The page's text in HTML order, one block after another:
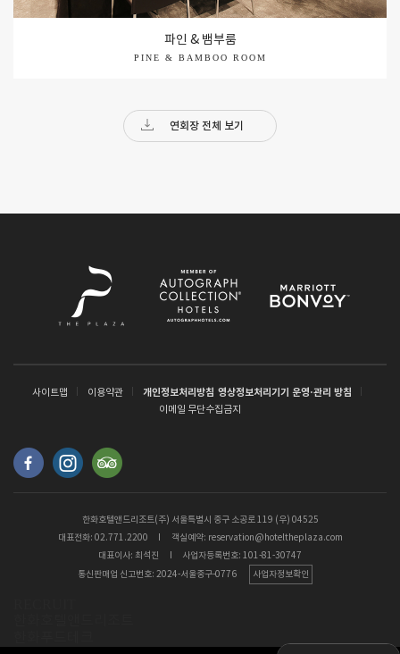
파인 & 뱀부룸
PINE & BAMBOO ROOM
연회장 전체 보기
사이트맵 이용약관 개인정보처리방침 영상정보처리기기 운영·관리 방침
이메일 무단수집금지
한화호텔앤드리조트(주) 서울특별시 중구 소공로 119 (우) 04525
대표전화: 02.771.2200
객실예약: reservation@hoteltheplaza.com
대표이사: 최석진
사업자등록번호: 101-81-30747
통신판매업 신고번호: 2024-서울중구-0776
사업자정보확인